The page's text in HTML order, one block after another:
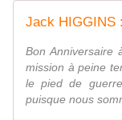
Bon Anniversaire
mission à peine
le pied de
puisque nous